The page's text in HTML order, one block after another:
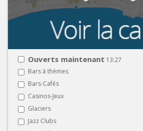
Ouverts maintenant 13:27
Bars à thèmes
Bars-Cafés
Casinos-Jeux
Glaciers
Jazz Clubs